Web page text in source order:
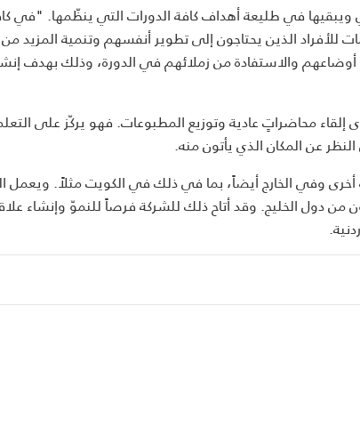
ويبقيها في طليعة أهداف كافة الدورات التي ينظّمها. "في
للأفراد الذين يحتاجون إلى تطوير أنفسهم وتنمية المزيد من
والاستفادة من زملائهم في الدورة، وذلك بهدف
محاضراتٍ عادية وتوزيع المطبوعات. فهو يركّز على
عن المكان الذي يأتون منه.
أخرى وفي الخارج أيضاً، بما في ذلك في الكويت مثلاً. ويعمل
دول الخليج. وقد أتاح ذلك للشركة فرصاً للنموّ وإنشاء